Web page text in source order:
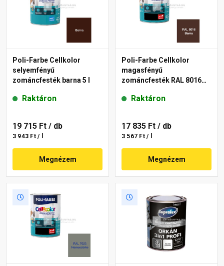
Poli-Farbe Cellkolor
selyemfényű
zománcfesték barna 5 l
Raktáron
19 715 Ft / db
3 943 Ft / l
Megnézem
Poli-Farbe Cellkolor
magasfényű
zománcfesték RAL 8016
Raktáron
17 835 Ft / db
3 567 Ft / l
Megnézem